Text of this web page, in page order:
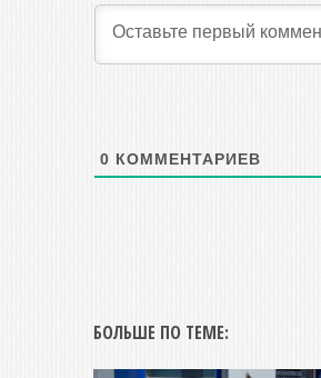
0 КОММЕНТАРИЕВ
БОЛЬШЕ ПО ТЕМЕ: